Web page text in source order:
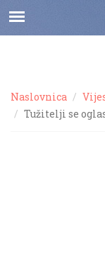
Naslovnica
Tužitelji se